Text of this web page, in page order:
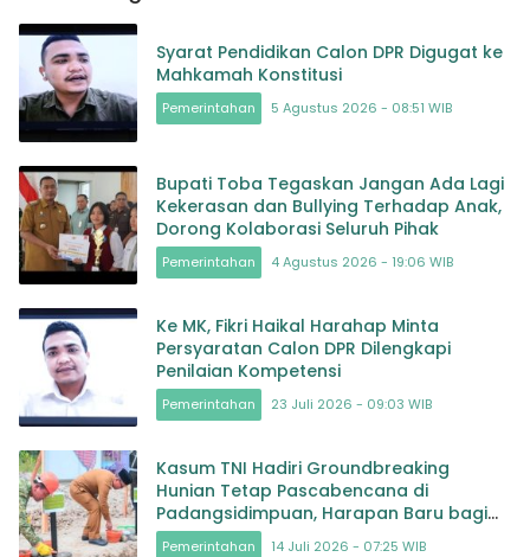
Syarat Pendidikan Calon DPR Digugat ke
Mahkamah Konstitusi
Pemerintahan 5 Agustus 2026 - 08:51 WIB
Bupati Toba Tegaskan Jangan Ada Lagi
Kekerasan dan Bullying Terhadap Anak,
Dorong Kolaborasi Seluruh Pihak
Pemerintahan 4 Agustus 2026 - 19:06 WIB
Ke MK, Fikri Haikal Harahap Minta
Persyaratan Calon DPR Dilengkapi
Penilaian Kompetensi
Pemerintahan 23 Juli 2026 - 09:03 WIB
Kasum TNI Hadiri Groundbreaking
Hunian Tetap Pascabencana di
Padangsidimpuan, Harapan Baru bagi
Penyintas
Pemerintahan 14 Juli 2026 - 07:25 WIB